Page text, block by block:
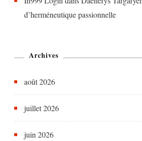
d’herméneutique passionnelle
Archives
août 2026
juillet 2026
juin 2026